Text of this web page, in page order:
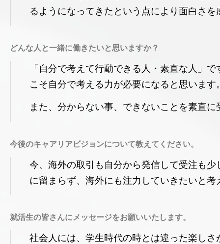
るようになってきたという点により面白さを
どんな人と一緒に働きたいと思いますか？
「自分で考えて行動できる人・素直な人」
こそ自分で考える力が必要になると思います
また、分からない事、できないことを素直
今後のキャアリアビジョンについて教えてください。
今、海外の取引も自分から発信して受注も
に留まらず、海外にも注力していきたいと考
就活生の皆さんにメッセージをお願いいたします。
社会人には、学生時代の時とは違った楽し